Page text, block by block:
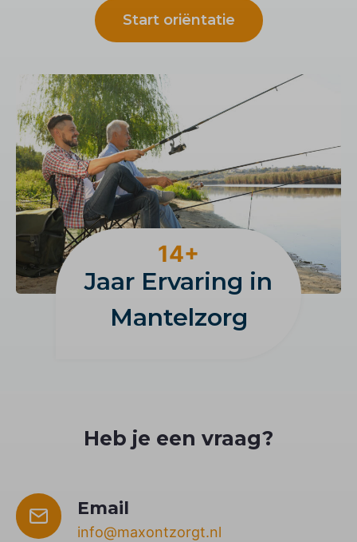
Start oriëntatie
1
+
14+
Jaar Ervaring in
Mantelzorg
Heb je een vraag?
Email
info@maxontzorgt.nl